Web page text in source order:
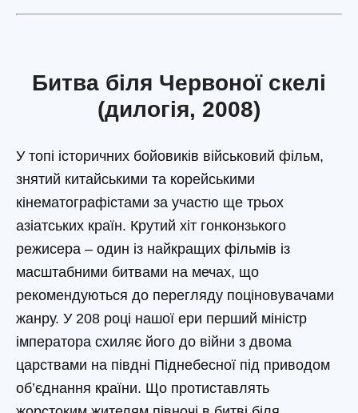
Битва біля Червоної скелі
(дилогія, 2008)
У топі історичних бойовиків військовий фільм,
знятий китайськими та корейськими
кінематографістами за участю ще трьох
азіатських країн. Крутий хіт гонконзького
режисера – один із найкращих фільмів із
масштабними битвами на мечах, що
рекомендуються до перегляду поціновувачами
жанру. У 208 році нашої ери перший міністр
імператора схиляє його до війни з двома
царствами на півдні Піднебесної під приводом
об’єднання країни. Що протиставлять